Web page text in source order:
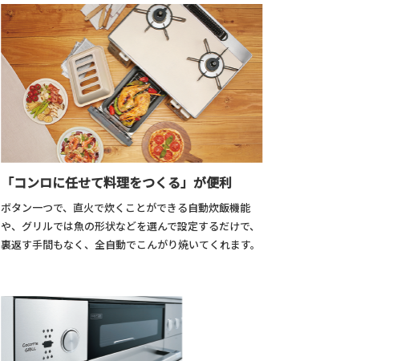
「コンロに任せて料理をつくる」が便利
ボタン一つで、直火で炊くことができる自動炊飯機能
や、グリルでは魚の形状などを選んで設定するだけで、
裏返す手間もなく、全自動でこんがり焼いてくれます。